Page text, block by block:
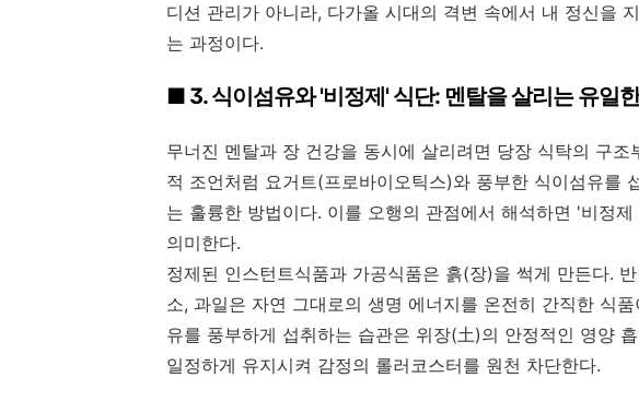
디션 관리가 아니라, 다가올 시대의 격변 속에서 내 정신을
는 과정이다.
■ 3. 식이섬유와 '비정제' 식단: 멘탈을 살리는 유일
무너진 멘탈과 장 건강을 동시에 살리려면 당장 식탁의 구
적 조언처럼 요거트(프로바이오틱스)와 풍부한 식이섬유를
는 훌륭한 방법이다. 이를 오행의 관점에서 해석하면 '비정
의미한다.
정제된 인스턴트식품과 가공식품은 흙(장)을 썩게 만든다.
소, 과일은 자연 그대로의 생명 에너지를 온전히 간직한 식
유를 풍부하게 섭취하는 습관은 위장(土)의 안정적인 영양
일정하게 유지시켜 감정의 롤러코스터를 원천 차단한다.